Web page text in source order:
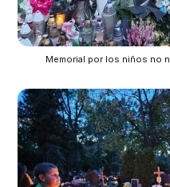
Memorial por los niños no